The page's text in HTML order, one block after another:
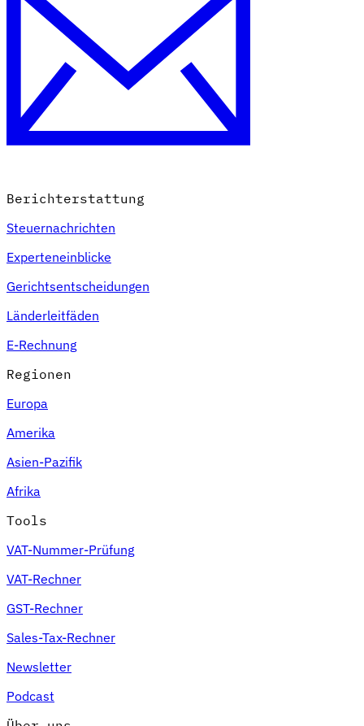
Berichterstattung
Steuernachrichten
Experteneinblicke
Gerichtsentscheidungen
Länderleitfäden
E-Rechnung
Regionen
Europa
Amerika
Asien-Pazifik
Afrika
Tools
VAT-Nummer-Prüfung
VAT-Rechner
GST-Rechner
Sales-Tax-Rechner
Newsletter
Podcast